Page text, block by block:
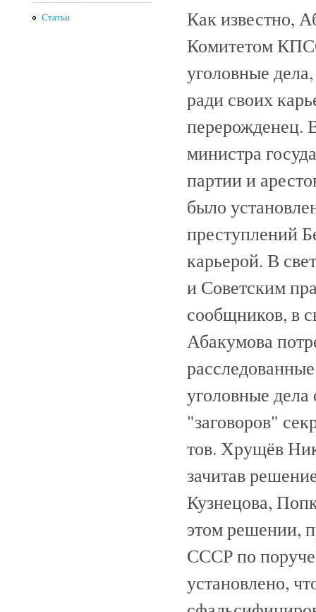
Статьи
Как известно,
Комитетом
уголовные
ради своих
перерожденец.
министра
партии и
было
преступлений
карьерой. В
и Советским
сообщников, в
Абакумова
уголовные дела
"заговоров"
тов. Хрущёв
зачитав
Кузнецова,
этом решении,
СССР по
установлено,